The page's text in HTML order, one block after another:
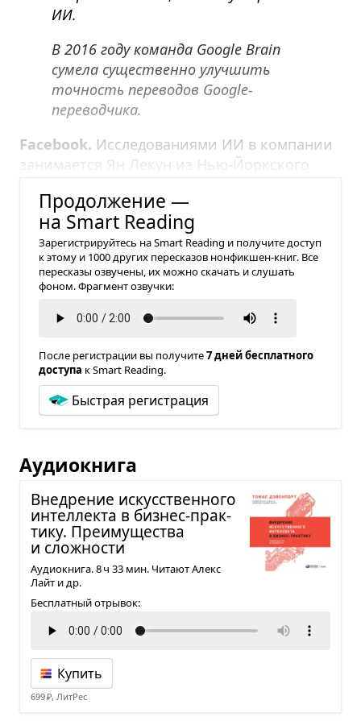
ИИ.
В 2016 году команда Google Brain
сумела существенно улучшить
точность переводов Google-
переводчика.
Facebook. Исследованиями ИИ в компании
занимается Ян Лекун из Нью-Йоркского
Продолжение —
на Smart Reading
Зарегистрируйтесь на Smart Reading и получите доступ
к этому и 1000 других пересказов нонфикшен-книг. Все
пересказы озвучены, их можно скачать и слушать
фоном. Фрагмент озвучки:
После регистрации вы получите7 дней бесплатного
доступа к Smart Reading.
Быстрая регистрация
Аудиокнига
Вне­дре­ние искус­ствен­ного
интел­лекта в биз­нес-прак­
тику. Пре­иму­ще­ства
и слож­но­сти
Аудиокнига. 8 ч 33 мин. Читают Алекс
Лайт и др.
Бесплатный отрывок:
Купить
699 ₽, ЛитРес